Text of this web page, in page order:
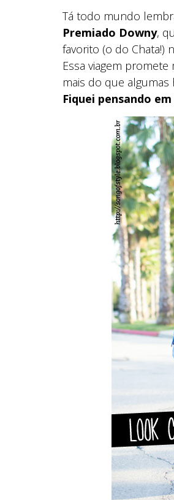
Tá todo mundo
Premiado Downy,
favorito (o do Chata!)
Essa viagem
mais do que
Fiquei pensando